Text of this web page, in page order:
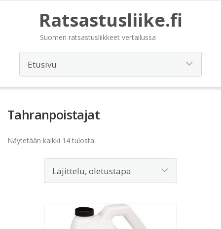
Ratsastusliike.fi
Suomen ratsastusliikkeet vertailussa
Tahranpoistajat
Näytetään kaikki 14 tulosta